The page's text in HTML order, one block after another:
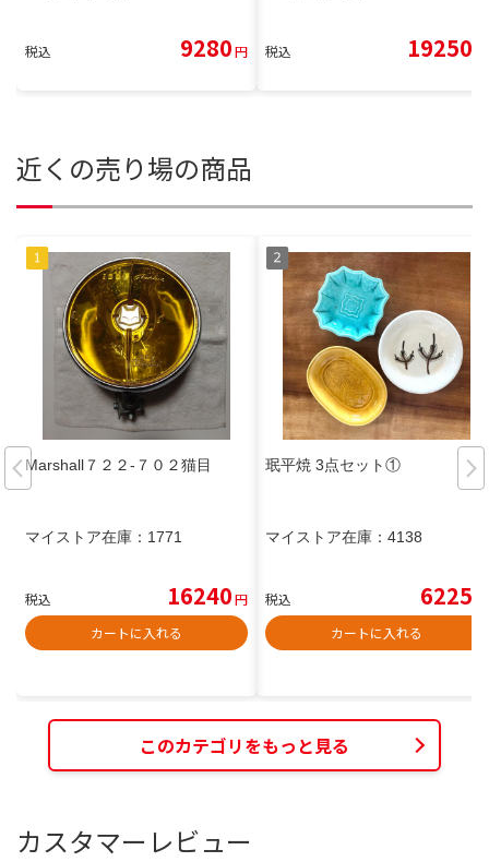
税込 9280円 税込 19250
近くの売り場の商品
Marshall７２２-７０２猫目
マイストア在庫： 1771
税込 16240円
カートに入れる
珉平焼 3点セット①
マイストア在庫： 4138
税込 6225
カートに入れる
このカテゴリをもっと見る
カスタマーレビュー